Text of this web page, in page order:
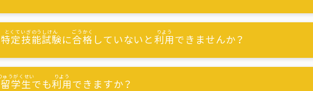
特定技能試験に合格 していないと利用できませんか？
留学生でも利用できますか？